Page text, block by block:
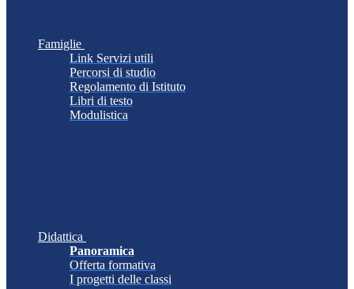
Famiglie
Link Servizi utili
Percorsi di studio
Regolamento di Istituto
Libri di testo
Modulistica
Didattica
Panoramica
Offerta formativa
I progetti delle classi